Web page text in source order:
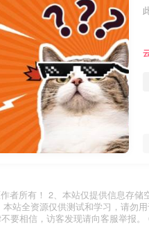
者所有！ 2、本站仅提供信息存
站全资源仅供测试和学习，请勿
要相信，访客发现请向客服举报